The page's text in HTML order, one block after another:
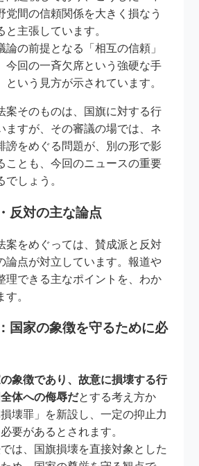
党間の信頼関係を大きく損なう
主張しています。
論の前提となる「相互の信頼」
今回の一斉欠席という強硬な手
という見方が示されています。
案そのものは、国旗に対する行
ますが、その審議の場では、ネ
謗をめぐる問題が、別の形で影
ことも、今回のニュースの重要
でしょう。
反対の主な論点
案をめぐっては、賛成派と反対
論点が対立しています。報道や
理できる主なポイントを、わか
。
国家の象徴を守るために必
象徴であり、故意に損壊する行
体への侮辱だとする考え方か
壊罪」を新設し、一定の抑止力
要があるとされます。
は、国旗損壊を直接対象とした